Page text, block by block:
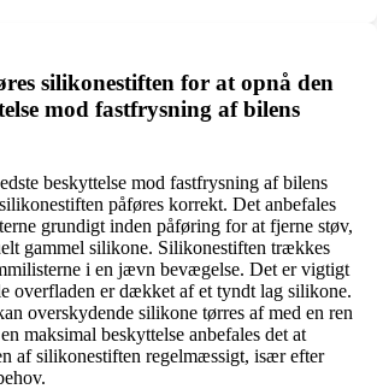
silikonestiften for at opnå den
mod fastfrysning af bilens
beskyttelse mod fastfrysning af bilens
påføres korrekt. Det anbefales
grundigt inden påføring for at fjerne støv,
gammel silikone. Silikonestiften trækkes
i en jævn bevægelse. Det er vigtigt
overfladen er dækket af et tyndt lag silikone.
overskydende silikone tørres af med en ren
maksimal beskyttelse anbefales det at
af silikonestiften regelmæssigt, især efter